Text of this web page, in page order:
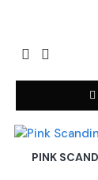
PINK